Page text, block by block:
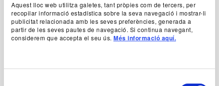
Aquest lloc web utilitza galetes, tant pròpies com de tercers, per
recopilar informació estadística sobre la seva navegació i mostrar-li
publicitat relacionada amb les seves preferències, generada a
partir de les seves pautes de navegació. Si continua navegant,
considerem que accepta el seu ús. Més informació aquí.
+ Production team